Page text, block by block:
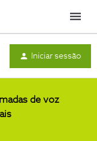
Menu
Iniciar sessão
de voz